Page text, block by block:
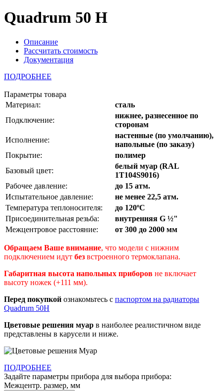
Quadrum 50 H
Описание
Рассчитать стоимость
Документация
ПОДРОБНЕЕ
Параметры товара
Материал:
сталь
Подключение:
нижнее, разнесенное по
сторонам
Исполнение:
настенные (по умолчанию),
напольные (по заказу)
Покрытие:
полимер
Базовый цвет:
белый муар (RAL
1Т104S9016)
Рабочее давление:
до 15 атм.
Испытательное давление:
не менее 22,5 атм.
Температура теплоносителя:
до 120ºС
Присоединительная резьба:
внутренняя G ½"
Межцентровое расстояние:
от 300 до 2000 мм
Обращаем Ваше внимание, что модели с нижним
подключением идут без встроенного термоклапана.
Габаритная высота напольных приборов не включает
высоту ножек (+111 мм).
Перед покупкой ознакомьтесь с паспортом на радиаторы
Quadrum 50H
Цветовые решения муар в наиболее реалистичном виде
представлены в карусели и ниже.
ПОДРОБНЕЕ
Задайте параметры прибора для выбора прибора:
Межцентр. размер, мм